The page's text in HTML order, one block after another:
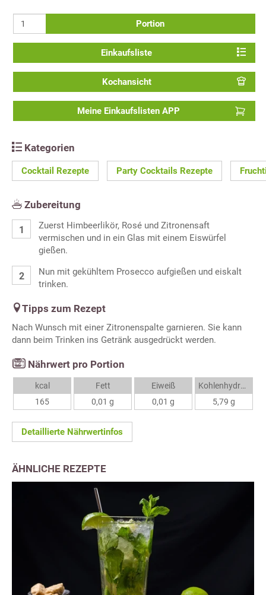
Portion
Einkaufsliste
Kochansicht
Meine Einkaufslisten APP
Kategorien
Cocktail Rezepte Party Cocktails Rezepte
Zubereitung
Zuerst Himbeerlikör, Rosé und Zitronensaft
vermischen und in ein Glas mit einem Eiswürfel
gießen.
Nun mit gekühltem Prosecco aufgießen und eiskalt
trinken.
Tipps zum Rezept
Nach Wunsch mit einer Zitronenspalte garnieren. Sie kann
dann beim Trinken ins Getränk ausgedrückt werden.
Nährwert pro Portion
kcal
165
Fett
0,01 g
Eiweiß
0,01 g
Kohlenhydrate
5,79 g
Detaillierte Nährwertinfos
ÄHNLICHE REZEPTE